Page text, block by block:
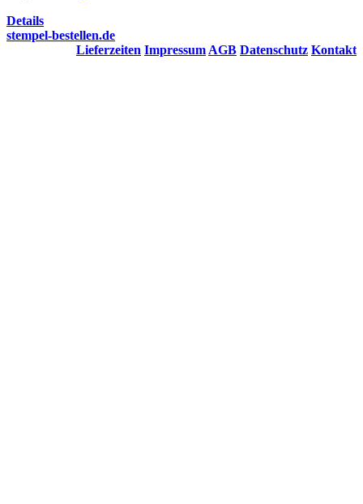
Details
stempel-bestellen.de
Lieferzeiten Impressum AGB Datenschutz Kontakt